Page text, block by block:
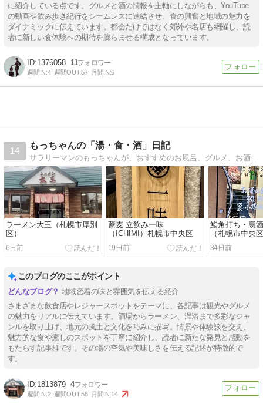
に紹介している点です。グルメと酒の情報を主軸にしながらも、YouTube
の動画や飲み歩き紀行をシームレスに連結させ、食の興奮と地域の魅力を
ダイナミックに伝えています。都会だけではなく郊外や名店も網羅し、読
者に新しい食体験への期待を膨らませる構成となっています。
1376058 11
週間IN:4 週間OUT:57 月間IN:6
14
もっちゃんの「湯・食・酒」日記
サラリーマンのもっちゃんが、おすすめのお風呂、グルメ、お酒を中心に情報をお届けします。たまには旅行や鉄道の話もありますよ。
ラーメン大王（札幌市厚別
区）
6日前
蕎麦 立飲み一味
（ICHIMI）札幌市中央区
19日前
鮨角打ち・裏
（札幌市中央
34日前
このブログのここがポイント
地域密着の味と雰囲気を伝える紹介
さまざまな飲食店やレジャースポットをテーマに、各記事は観光やグルメ
の魅力をリアルに伝えています。酒場からラーメン、温浴まで多彩なジャ
ンルを取り上げ、地元の風土と文化を巧みに描写。情景や体験談を交え、
魅力的な食や癒しのスポットを丁寧に紹介し、読者に新たな発見と感動を
もたらす記事群です。その場の空気や美味しさを伝える記述が特徴的で
す。
1813879 4
週間IN:2 週間OUT:58 月間IN:14